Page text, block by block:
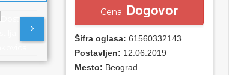
Cena: Dogovor
Šifra oglasa:61560332143
Postavljen: 12.06.2019
Mesto: Beograd